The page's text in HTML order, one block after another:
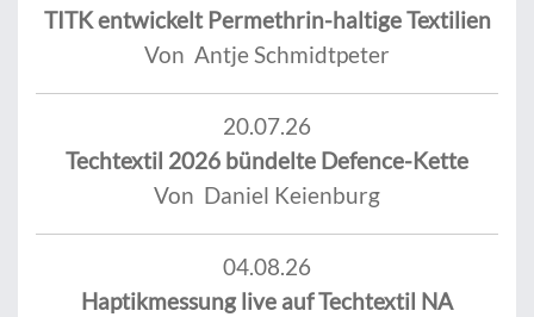
TITK entwickelt Permethrin-haltige Textilien
Von Antje Schmidtpeter
20.07.26
Techtextil 2026 bündelte Defence-Kette
Von Daniel Keienburg
04.08.26
Haptikmessung live auf Techtextil NA